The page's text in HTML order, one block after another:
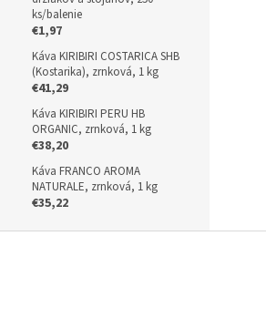
ks/balenie
€1,97
Káva KIRIBIRI COSTARICA SHB
(Kostarika), zrnková, 1 kg
€41,29
Káva KIRIBIRI PERU HB
ORGANIC, zrnková, 1 kg
€38,20
Káva FRANCO AROMA
NATURALE, zrnková, 1 kg
€35,22